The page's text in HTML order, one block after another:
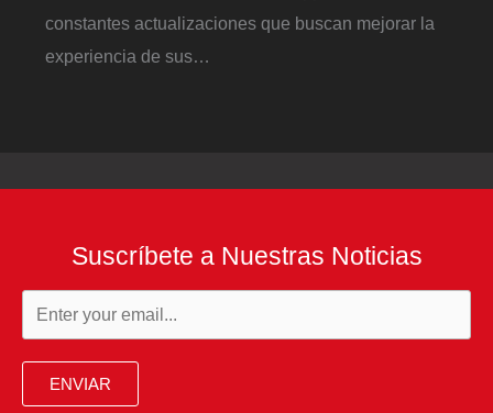
constantes actualizaciones que buscan mejorar la
experiencia de sus…
Suscríbete a Nuestras Noticias
ENVIAR